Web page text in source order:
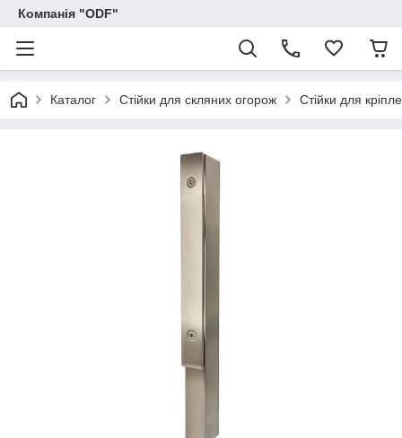
Компанія "ODF"
Каталог Стійки для скляних огорож Стійки для